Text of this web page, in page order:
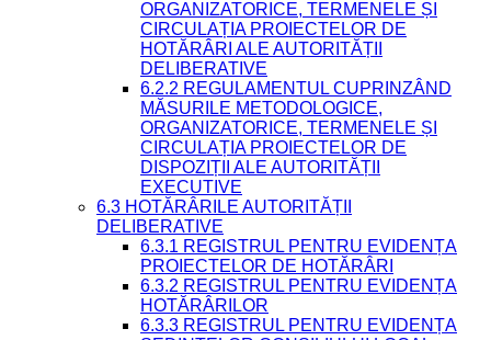
ORGANIZATORICE, TERMENELE ȘI
CIRCULAȚIA PROIECTELOR DE
HOTĂRÂRI ALE AUTORITĂȚII
DELIBERATIVE
6.2.2 REGULAMENTUL CUPRINZÂND
MĂSURILE METODOLOGICE,
ORGANIZATORICE, TERMENELE ȘI
CIRCULAȚIA PROIECTELOR DE
DISPOZIȚII ALE AUTORITĂȚII
EXECUTIVE
6.3 HOTĂRÂRILE AUTORITĂȚII
DELIBERATIVE
6.3.1 REGISTRUL PENTRU EVIDENȚA
PROIECTELOR DE HOTĂRÂRI
6.3.2 REGISTRUL PENTRU EVIDENȚA
HOTĂRÂRILOR
6.3.3 REGISTRUL PENTRU EVIDENȚA